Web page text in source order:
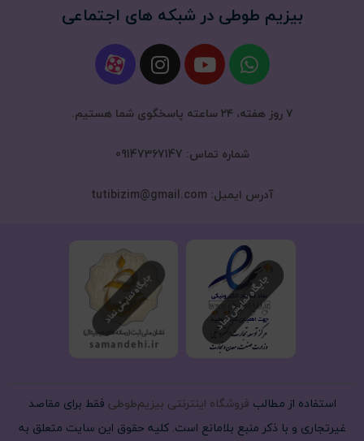
بیزیم طوطی در شبکه های اجتماعی
۷ روز هفته، ۲۴ ساعته پاسخگوی شما هستیم.
شماره تماس: 09147367147
آدرس ایمیل: tutibizim@gmail.com
استفاده از مطالب فروشگاه اینترنتی بیزیم‌طوطی فقط برای مقاصد
غیرتجاری و با ذکر منبع بلامانع است. کلیه حقوق این سایت متعلق به